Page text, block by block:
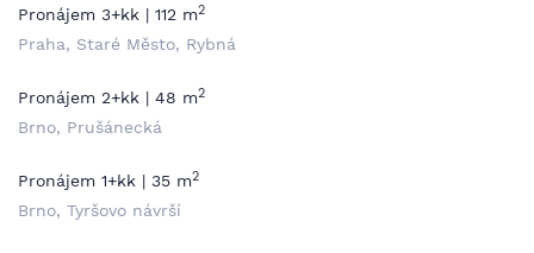
Pronájem 3+kk | 112 m2
Praha, Staré Město, Rybná
Pronájem 2+kk | 48 m2
Brno, Prušánecká
Pronájem 1+kk | 35 m2
Brno, Tyršovo návrší